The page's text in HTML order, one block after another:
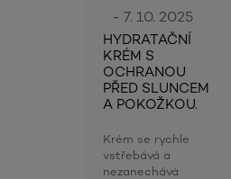
- 7. 10. 2025
HYDRATAČNÍ
KRÉM S
OCHRANOU
PŘED SLUNCEM
A POKOŽKOU.
Krém se rychle
vstřebává a
nezanechává